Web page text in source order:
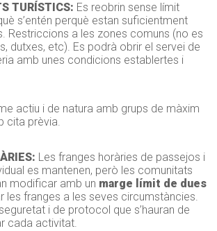
TURÍSTICS: Es reobrin sense límit
s’entén perquè estan suficientment
Restriccions a les zones comuns (no es
dutxes, etc). Es podrà obrir el servei de
amb unes condicions establertes i
actiu i de natura amb grups de màxim
cita prèvia.
Les franges horàries de passejos i
es mantenen, però les comunitats
modificar amb un marge límit de dues
les franges a les seves circumstàncies.
i de protocol que s’hauran de
cada activitat.